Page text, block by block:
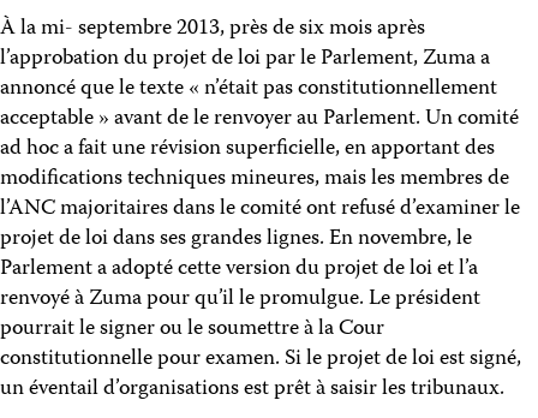
À la mi- septembre 2013, près de six mois après
l’approbation du projet de loi par le Parlement, Zuma a
annoncé que le texte « n’était pas constitutionnellement
acceptable » avant de le renvoyer au Parlement. Un comité
ad hoc a fait une révision superficielle, en apportant des
modifications techniques mineures, mais les membres de
l’ANC majoritaires dans le comité ont refusé d’examiner le
projet de loi dans ses grandes lignes. En novembre, le
Parlement a adopté cette version du projet de loi et l’a
renvoyé à Zuma pour qu’il le promulgue. Le président
pourrait le signer ou le soumettre à la Cour
constitutionnelle pour examen. Si le projet de loi est signé,
un éventail d’organisations est prêt à saisir les tribunaux.